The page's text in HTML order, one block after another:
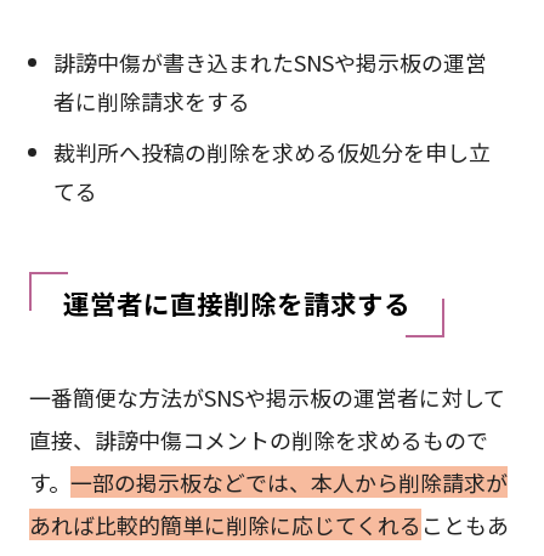
誹謗中傷が書き込まれたSNSや掲示板の運営
者に削除請求をする
裁判所へ投稿の削除を求める仮処分を申し立
てる
運営者に直接削除を請求する
一番簡便な方法がSNSや掲示板の運営者に対して
直接、誹謗中傷コメントの削除を求めるもので
す。 一部の掲示板などでは、本人から削除請求が
あれば比較的簡単に削除に応じてくれる こともあ